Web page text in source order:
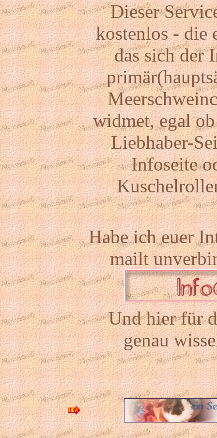
Dieser
kostenlos - die
das sich der
widmet, egal
Liebhaber-
Infoseite
Habe ich euer
mailt
Und hier für
genau